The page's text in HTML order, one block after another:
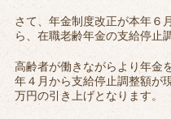
さて、年金制度改正が本年６
ら、在職老齢年金の支給停止
高齢者が働きながらより年金
年４月から支給停止調整額が
万円の引き上げとなります。